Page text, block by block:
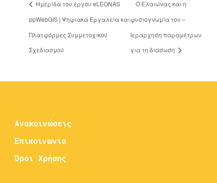
Ημερίδα του έργου eLEONAS
ppWebGIS | Ψηφιακά Εργαλεία και
Πλατφόρμες Συμμετοχικού
Σχεδιασμού
Ο Ελαιώνας και η
φυσιογνωμία του –
Ιεράρχηση παραμέτρων
για τη διάσωση
Ανακοινώσεις
Επικοινωνία
Όροι Χρήσης